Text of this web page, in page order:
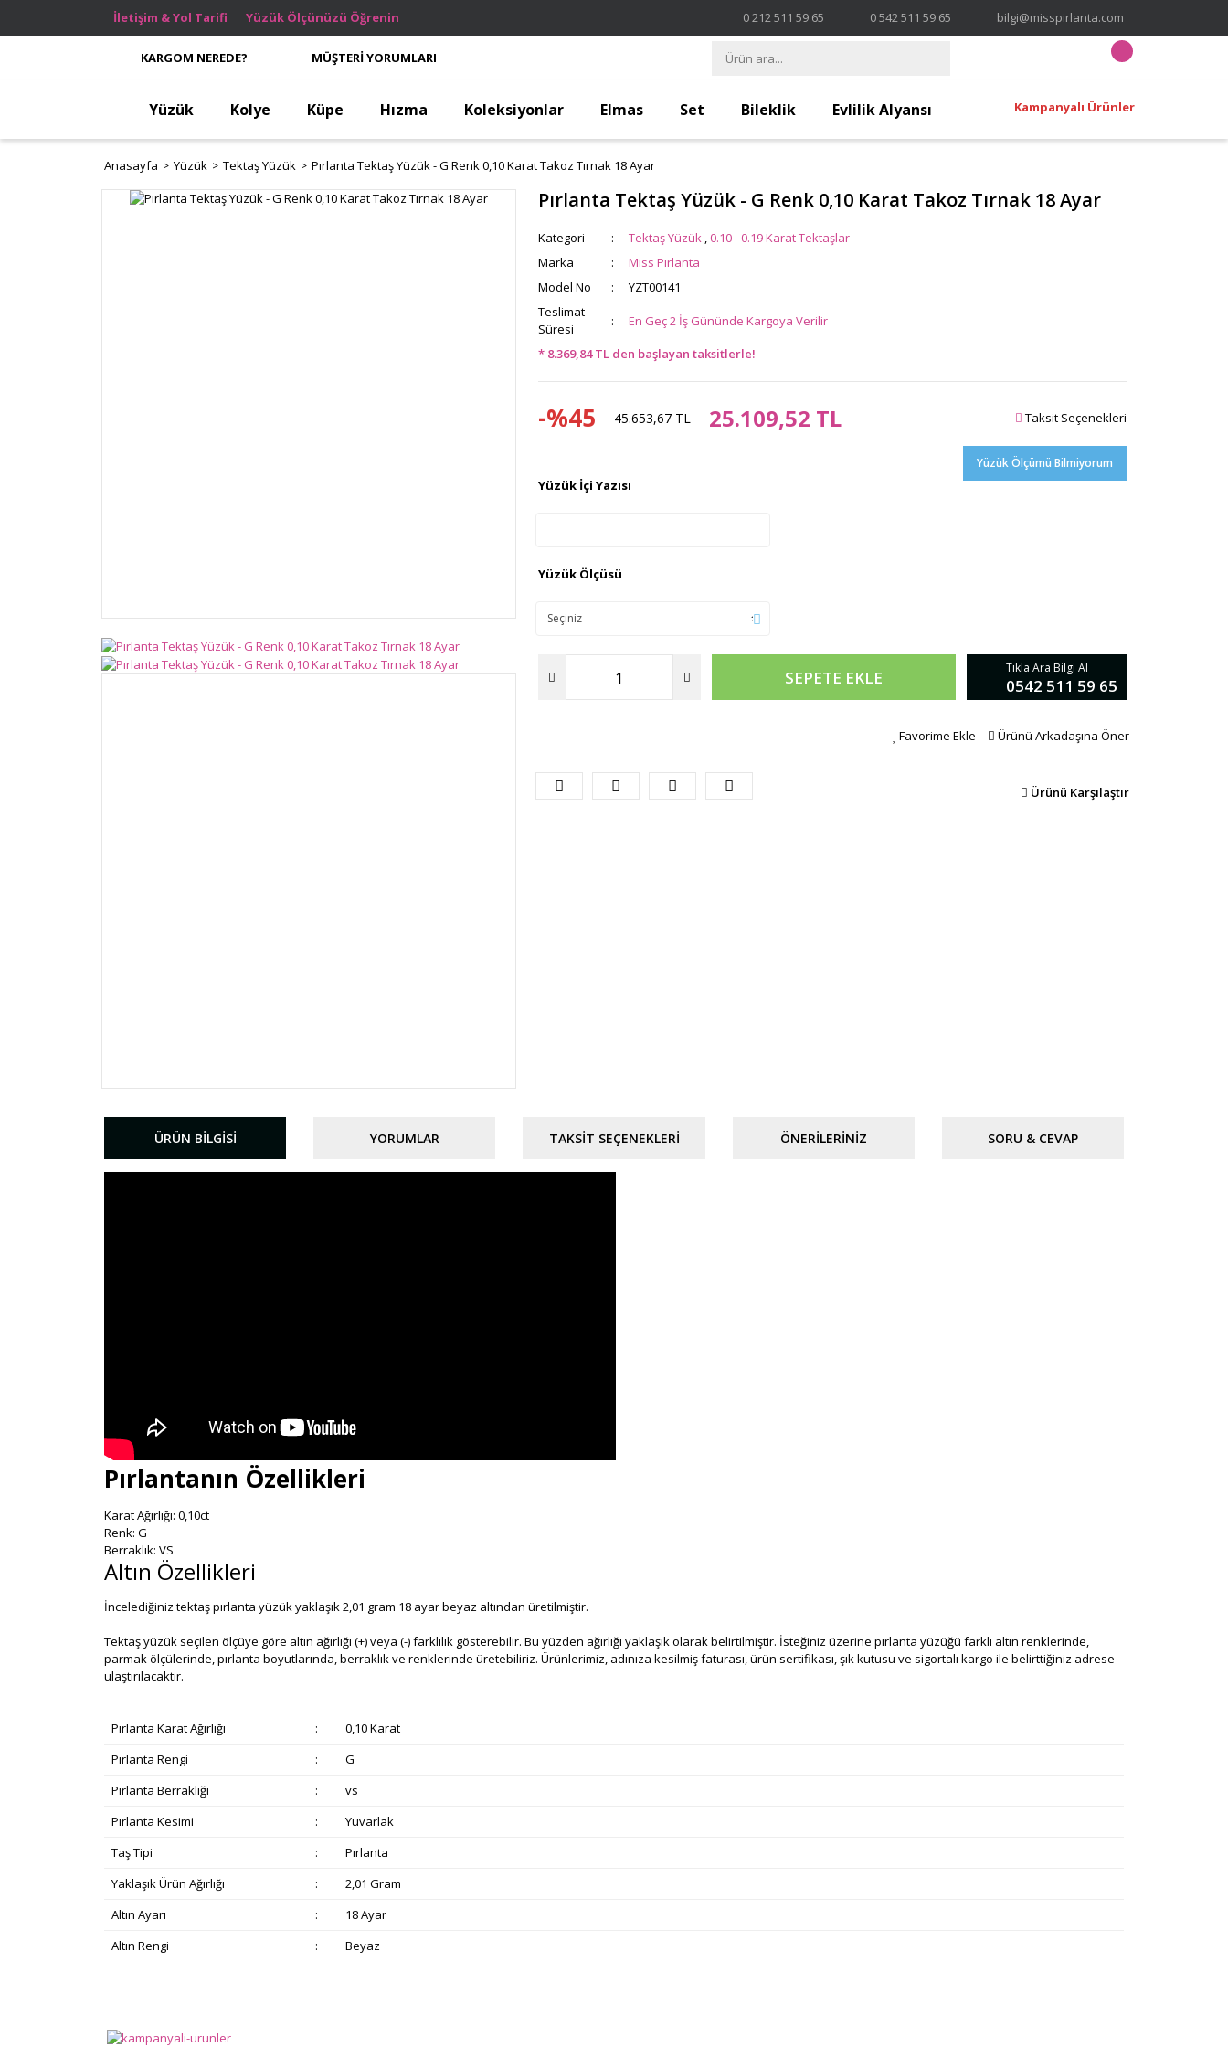
İletişim & Yol Tarifi Yüzük Ölçünüzü Öğrenin 0 212 511 59 65 0 542 511 59 65 bilgi@misspirlanta.com
KARGOM NEREDE? MÜŞTERİ YORUMLARI
Yüzük Kolye Küpe Hızma Koleksiyonlar Elmas Set Bileklik Evlilik Alyansı Kampanyalı Ürünler
Anasayfa Yüzük Tektaş Yüzük Pırlanta Tektaş Yüzük - G Renk 0,10 Karat Takoz Tırnak 18 Ayar
Pırlanta Tektaş Yüzük - G Renk 0,10 Karat Takoz Tırnak 18 Ayar
Kategori Tektaş Yüzük ,0.10 - 0.19 Karat Tektaşlar
Marka
Miss Pırlanta
Model No
YZT00141
Teslimat
Süresi
En Geç 2 İş Gününde Kargoya Verilir
* 8.369,84 TL den başlayan taksitlerle!
-%45 45.653,67 TL 25.109,52 TL Taksit Seçenekleri
Yüzük Ölçümü Bilmiyorum
Yüzük İçi Yazısı
Yüzük Ölçüsü
SEPETE EKLE Tıkla Ara Bilgi Al
0542 511 59 65
Favorime Ekle Ürünü Arkadaşına Öner
Ürünü Karşılaştır
ÜRÜN BILGISI YORUMLAR TAKSIT SEÇENEKLERI ÖNERILERINIZ SORU & CEVAP
Pırlantanın Özellikleri
Karat Ağırlığı: 0,10ct
Renk: G
Berraklık: VS
Altın Özellikleri
İncelediğiniz tektaş pırlanta yüzük yaklaşık 2,01 gram 18 ayar beyaz altından üretilmiştir.
Tektaş yüzük seçilen ölçüye göre altın ağırlığı (+) veya (-) farklılık gösterebilir. Bu yüzden ağırlığı yaklaşık olarak belirtilmiştir. İsteğiniz üzerine pırlanta yüzüğü farklı altın renklerinde,
parmak ölçülerinde, pırlanta boyutlarında, berraklık ve renklerinde üretebiliriz. Ürünlerimiz, adınıza kesilmiş faturası, ürün sertifikası, şık kutusu ve sigortalı kargo ile belirttiğiniz adrese
ulaştırılacaktır.
Pırlanta Karat Ağırlığı :
0,10 Karat
Pırlanta Rengi
:
G
Pırlanta Berraklığı
:
vs
Pırlanta Kesimi
:
Yuvarlak
Taş Tipi
:
Pırlanta
Yaklaşık Ürün Ağırlığı
:
2,01 Gram
Altın Ayarı
:
18 Ayar
Altın Rengi
: Beyaz